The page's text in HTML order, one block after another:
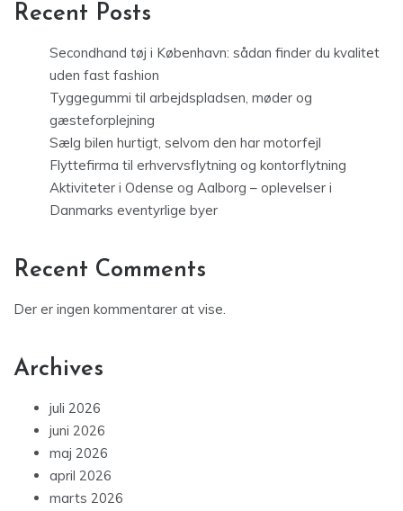
Recent Posts
Secondhand tøj i København: sådan finder du kvalitet
uden fast fashion
Tyggegummi til arbejdspladsen, møder og
gæsteforplejning
Sælg bilen hurtigt, selvom den har motorfejl
Flyttefirma til erhvervsflytning og kontorflytning
Aktiviteter i Odense og Aalborg – oplevelser i
Danmarks eventyrlige byer
Recent Comments
Der er ingen kommentarer at vise.
Archives
juli 2026
juni 2026
maj 2026
april 2026
marts 2026